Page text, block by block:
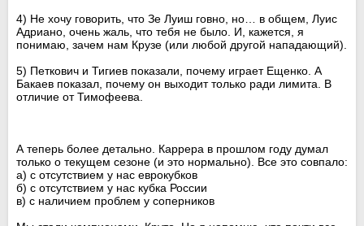
4) Не хочу говорить, что Зе Луиш говно, но… в общем, Луис
Адриано, очень жаль, что тебя не было. И, кажется, я
понимаю, зачем нам Крузе (или любой другой нападающий).
5) Петкович и Тигиев показали, почему играет Ещенко. А
Бакаев показал, почему он выходит только ради лимита. В
отличие от Тимофеева.
А теперь более детально. Каррера в прошлом году думал
только о текущем сезоне (и это нормально). Все это совпало:
а) с отсутствием у нас еврокубков
б) с отсутствием у нас кубка России
в) с наличием проблем у соперников